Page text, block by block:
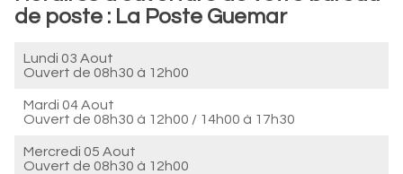
de poste : La Poste Guemar
Lundi 03 Aout
Ouvert de 08h30 à 12h00
Mardi 04 Aout
Ouvert de 08h30 à 12h00 / 14h00 à 17h30
Mercredi 05 Aout
Ouvert de 08h30 à 12h00